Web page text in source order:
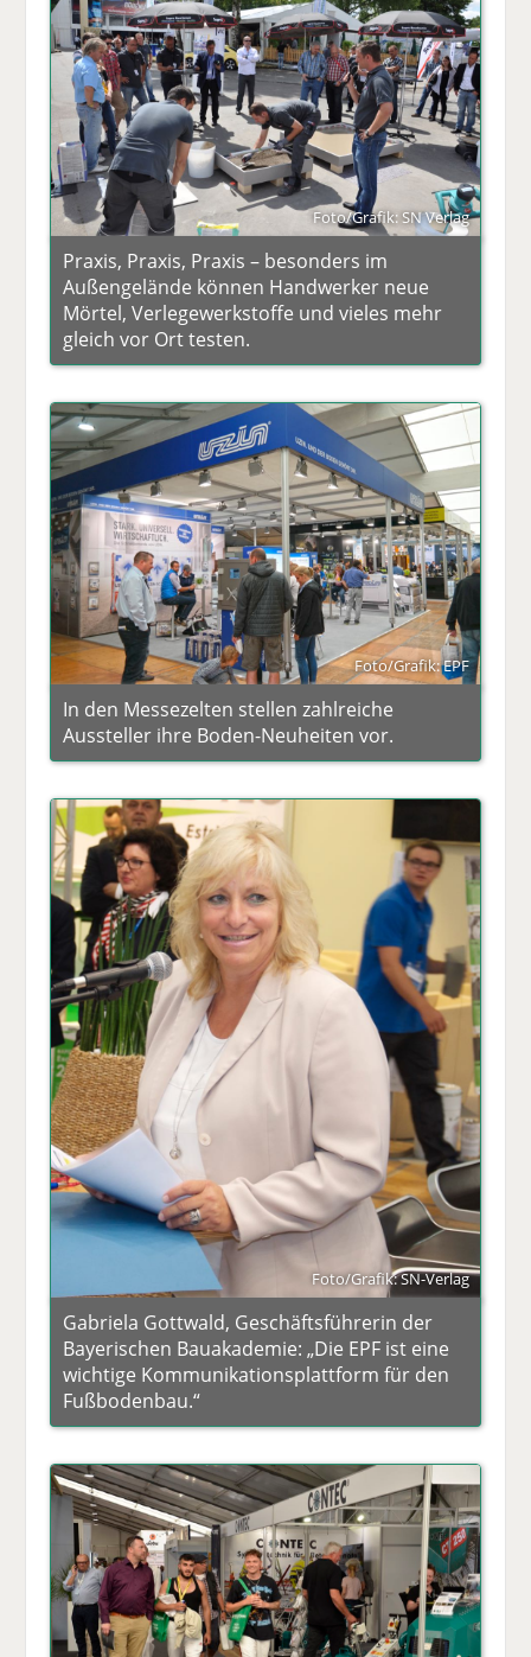
Foto/Grafik: SN Verlag
Praxis, Praxis, Praxis – besonders im
Außengelände können Handwerker neue
Mörtel, Verlegewerkstoffe und vieles mehr
gleich vor Ort testen.
Foto/Grafik: EPF
In den Messezelten stellen zahlreiche
Aussteller ihre Boden-Neuheiten vor.
Foto/Grafik: SN-Verlag
Gabriela Gottwald, Geschäftsführerin der
Bayerischen Bauakademie: „Die EPF ist eine
wichtige Kommunikationsplattform für den
Fußbodenbau.“